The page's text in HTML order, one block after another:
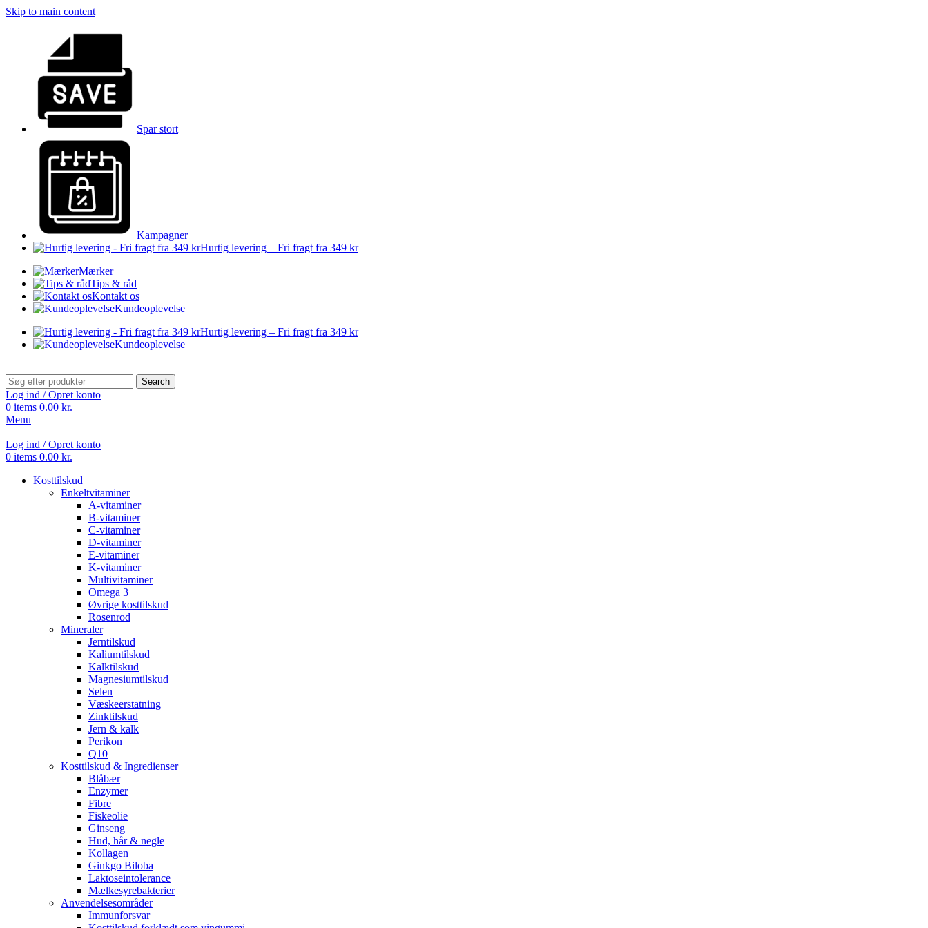
Skip to main content
Spar stort
Kampagner
Hurtig levering – Fri fragt fra 349 kr
Mærker
Tips & råd
Kontakt os
Kundeoplevelse
Hurtig levering – Fri fragt fra 349 kr
Kundeoplevelse
Search
Log ind / Opret konto
0 items 0.00 kr.
Menu
Log ind / Opret konto
0 items 0.00 kr.
Kosttilskud
Enkeltvitaminer
A-vitaminer
B-vitaminer
C-vitaminer
D-vitaminer
E-vitaminer
K-vitaminer
Multivitaminer
Omega 3
Øvrige kosttilskud
Rosenrod
Mineraler
Jerntilskud
Kaliumtilskud
Kalktilskud
Magnesiumtilskud
Selen
Væskeerstatning
Zinktilskud
Jern & kalk
Perikon
Q10
Kosttilskud & Ingredienser
Blåbær
Enzymer
Fibre
Fiskeolie
Ginseng
Hud, hår & negle
Kollagen
Ginkgo Biloba
Laktoseintolerance
Mælkesyrebakterier
Anvendelsesområder
Immunforsvar